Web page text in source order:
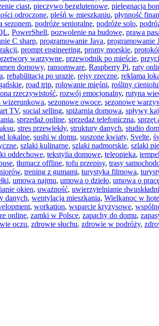
ciast, pieczywo bezglutenowe, pielęgnacja
odroczone, pleśń w mieszkaniu, płynność
sezonem, podróże senioralne, podróże solo,
, PowerShell, pozwolenie na budowę, prawa
C sharp, programowanie Java, programowanie
, prompt engineering, promy morskie,
warzywne, przewodnik po mieście,
domowy, ransomware, Raspberry Pi, raty
, rehabilitacja po urazie, rejsy rzeczne, reklama
, road trip, rolowanie mięśni, rośliny
rzeczywistość, rozwój emocjonalny, rutyna
wizerunkowa, sezonowe owoce, sezonowe
TV, social selling, spiżarnia domowa, spływy
, sprzedaż online, sprzedaż telefoniczna, sprzęt
, stres przewlekły, struktury danych, studio
lokalne, sushi w domu, suszone kwiaty, Svelte,
, szlaki kulinarne, szlaki nadmorskie, szlaki
oddechowe, tekstylia domowe, teleopieka,
, tłumacz offline, tofu przepisy, trasy
, trening z gumami, turystyka filmowa,
, umowa najmu, umowa o dzieło, umowa o
okien, uważność, uwierzytelnianie
danych, wentylacja mieszkania, Wielkanoc w
, workation, wsparcie kryzysowe,
online, zamki w Polsce, zapachy do domu,
oczu, zdrowie słuchu, zdrowie w podróży,